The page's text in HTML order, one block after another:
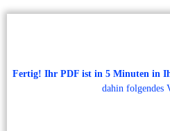
Fertig! Ihr PDF ist in 5 Minuten in
dahin folgendes